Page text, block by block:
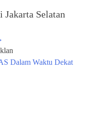
Selatan
Dalam Waktu Dekat